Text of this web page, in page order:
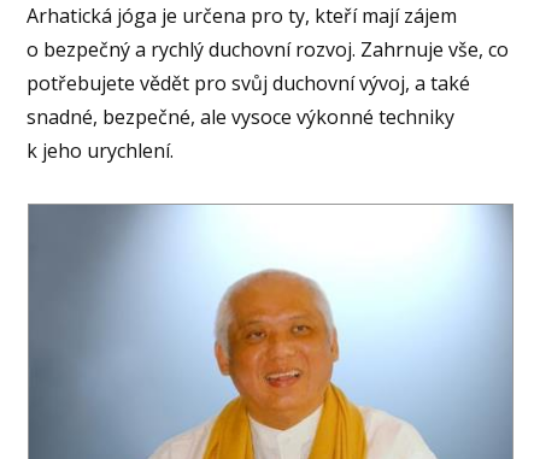
Arhatická jóga je určena pro ty, kteří mají zájem
o bezpečný a rychlý duchovní rozvoj. Zahrnuje vše, co
potřebujete vědět pro svůj duchovní vývoj, a také
snadné, bezpečné, ale vysoce výkonné techniky
k jeho urychlení.